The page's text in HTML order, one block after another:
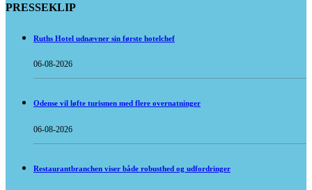
PRESSEKLIP
Ruths Hotel udnævner sin første hotelchef
06-08-2026
Odense vil løfte turismen med flere overnatninger
06-08-2026
Restaurantbranchen viser både robusthed og udfordringer